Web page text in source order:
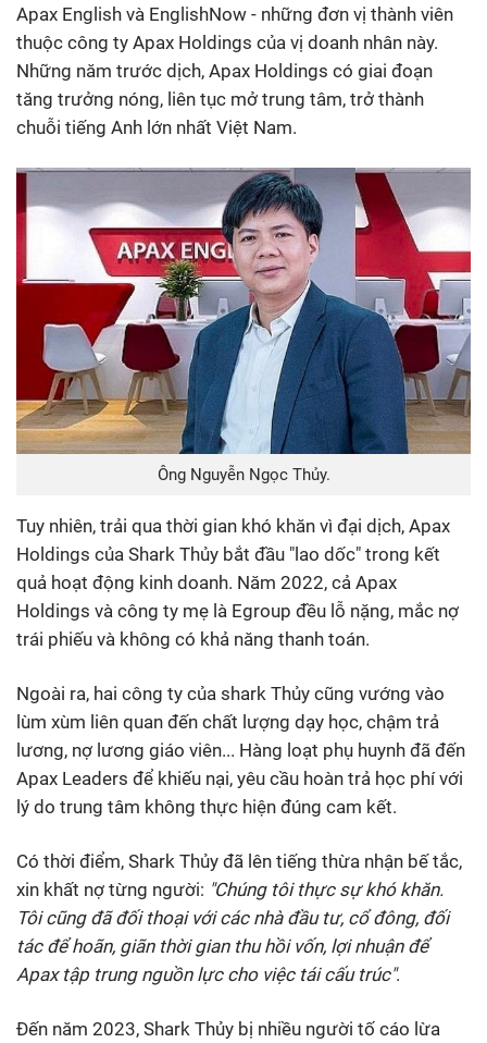
Apax English và EnglishNow - những đơn vị thành viên
thuộc công ty Apax Holdings của vị doanh nhân này.
Những năm trước dịch, Apax Holdings có giai đoạn
tăng trưởng nóng, liên tục mở trung tâm, trở thành
chuỗi tiếng Anh lớn nhất Việt Nam.
Ông Nguyễn Ngọc Thủy.
Tuy nhiên, trải qua thời gian khó khăn vì đại dịch, Apax
Holdings của Shark Thủy bắt đầu "lao dốc" trong kết
quả hoạt động kinh doanh. Năm 2022, cả Apax
Holdings và công ty mẹ là Egroup đều lỗ nặng, mắc nợ
trái phiếu và không có khả năng thanh toán.
Ngoài ra, hai công ty của shark Thủy cũng vướng vào
lùm xùm liên quan đến chất lượng dạy học, chậm trả
lương, nợ lương giáo viên... Hàng loạt phụ huynh đã đến
Apax Leaders để khiếu nại, yêu cầu hoàn trả học phí với
lý do trung tâm không thực hiện đúng cam kết.
Có thời điểm, Shark Thủy đã lên tiếng thừa nhận bế tắc,
xin khất nợ từng người: "Chúng tôi thực sự khó khăn.
Tôi cũng đã đối thoại với các nhà đầu tư, cổ đông, đối
tác để hoãn, giãn thời gian thu hồi vốn, lợi nhuận để
Apax tập trung nguồn lực cho việc tái cấu trúc".
Đến năm 2023, Shark Thủy bị nhiều người tố cáo lừa